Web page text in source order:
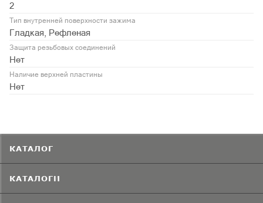
2
Тип внутренней поверхности зажима
Гладкая, Рефленая
Защита резьбовых соединений
Нет
Наличие верхней пластины
Нет
КАТАЛОГ
КАТАЛОГИ